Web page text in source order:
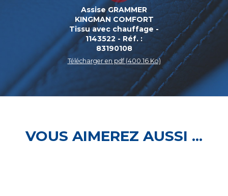
Assise GRAMMER
KINGMAN COMFORT
Tissu avec chauffage -
1143522 - Réf. :
83190108
Télécharger en pdf (400.16 Ko)
VOUS AIMEREZ AUSSI ...